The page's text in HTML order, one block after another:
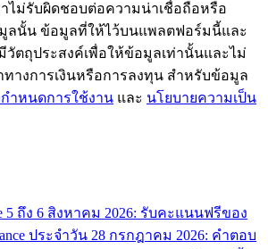
าย
ษาผลกำไร
าไม่รับผิดชอบต่อความน่าเชื่อถือหรือ
ลนั้น ข้อมูลที่ให้ไว้บนแพลตฟอร์มนี้และ
วัตถุประสงค์เพื่อให้ข้อมูลเท่านั้นและไม่
างการเงินหรือการลงทุน สำหรับข้อมูล
ำหนดการใช้งาน และ นโยบายความเป็น
5 ถึง 6 สิงหาคม 2026: รับคะแนนฟรีของ
ประจำวัน 28 กรกฎาคม 2026: คำตอบ